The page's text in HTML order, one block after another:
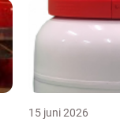
15 juni 2026